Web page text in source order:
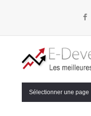
Sélectionner une page